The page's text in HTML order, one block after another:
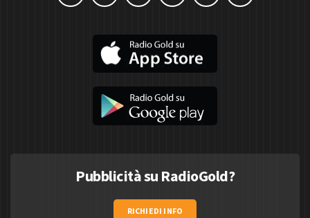
Pubblicità su RadioGold?
RICHIEDI INFO